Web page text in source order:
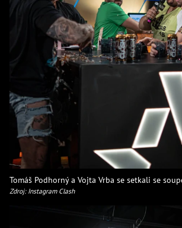
Tomáš Podhorný a Vojta Vrba se setkali se
Zdroj: Instagram Clash